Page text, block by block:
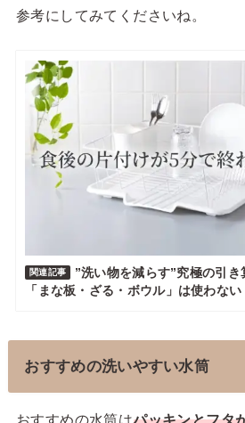
参考にしてみてくださいね。
関連記事
”洗い物を減らす”究極の引き
「まな板・ざる・ボウル」は使わない
おすすめの洗いやすい水筒
おすすめの水筒はパッキンとフタ